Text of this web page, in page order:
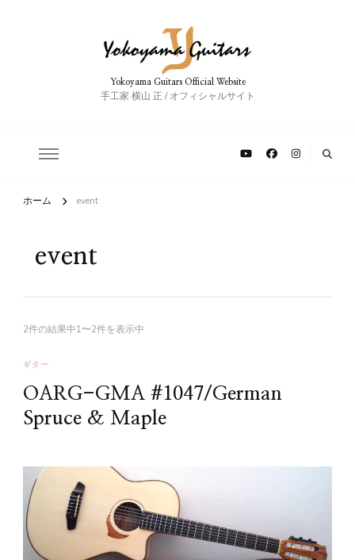
Yokoyama Guitars Official Website
手工家 横山 正 / オフィシャルサイト
ホーム event
event
2件の結果中1〜2件を表示中
ギター
OARG-GMA #1047/German
Spruce & Maple